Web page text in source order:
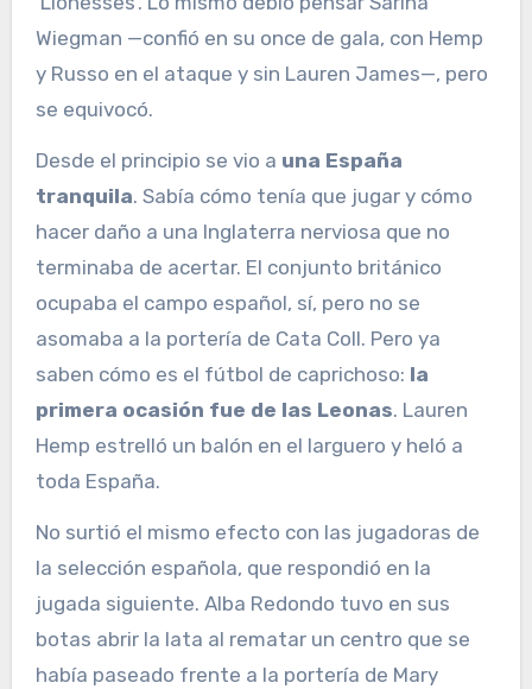
Wiegman —confió en su once de gala, con Hemp
y Russo en el ataque y sin Lauren James—, pero
se equivocó.
Desde el principio se vio a una España
tranquila. Sabía cómo tenía que jugar y cómo
hacer daño a una Inglaterra nerviosa que no
terminaba de acertar. El conjunto británico
ocupaba el campo español, sí, pero no se
asomaba a la portería de Cata Coll. Pero ya
saben cómo es el fútbol de caprichoso: la
primera ocasión fue de las Leonas. Lauren
Hemp estrelló un balón en el larguero y heló a
toda España.
No surtió el mismo efecto con las jugadoras de
la selección española, que respondió en la
jugada siguiente. Alba Redondo tuvo en sus
botas abrir la lata al rematar un centro que se
había paseado frente a la portería de Mary